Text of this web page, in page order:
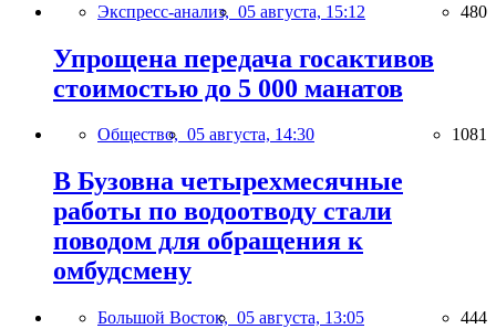
Экспресс-анализ, 05 августа, 15:12 480
Упрощена передача госактивов
стоимостью до 5 000 манатов
Общество, 05 августа, 14:30 1081
В Бузовна четырехмесячные
работы по водоотводу стали
поводом для обращения к
омбудсмену
Большой Восток, 05 августа, 13:05 444